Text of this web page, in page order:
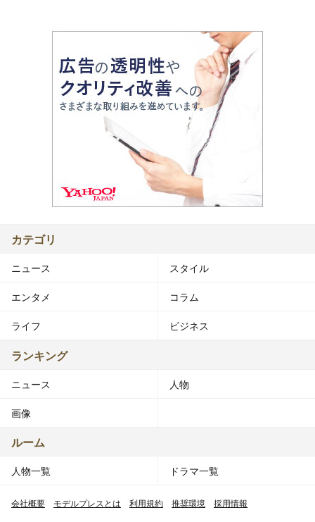
カテゴリ
ニュース スタイル
エンタメ コラム
ライフ ビジネス
ランキング
ニュース 人物
画像
ルーム
人物一覧 ドラマ一覧
会社概要 モデルプレスとは 利用規約 推奨環境 採用情報